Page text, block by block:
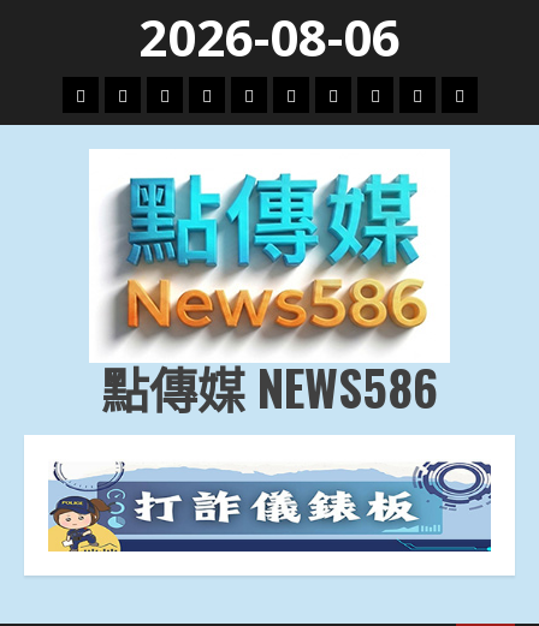
content
2026-08-06
頭
條
財
經
地
方.
會
文
教.
技
專
題
娛
樂
劇
政
治
國
際
運
動
生
活
點傳媒 NEWS586